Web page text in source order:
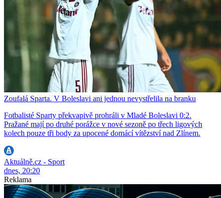
Zoufalá Sparta. V Boleslavi ani jednou nevystřelila na branku
Fotbalisté Sparty překvapivě prohráli v Mladé Boleslavi 0:2.
Pražané mají po druhé porážce v nové sezoně po třech ligových
kolech pouze tři body za upocené domácí vítězství nad Zlínem.
Aktuálně.cz - Sport
dnes, 20:20
Reklama